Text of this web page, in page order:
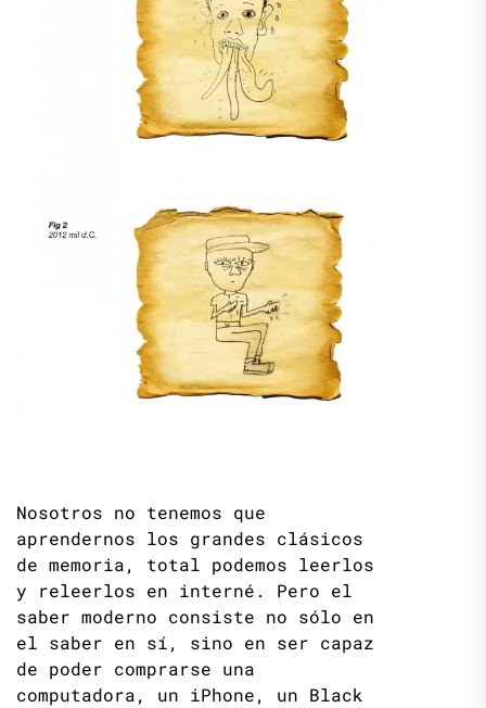
Nosotros no tenemos que
aprendernos los grandes clásicos
de memoria, total podemos leerlos
y releerlos en interné. Pero el
saber moderno consiste no sólo en
el saber en sí, sino en ser capaz
de poder comprarse una
computadora, un iPhone, un Black